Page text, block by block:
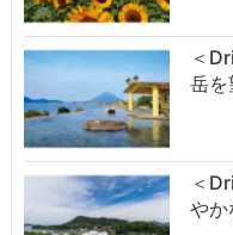
＜
岳
＜
や